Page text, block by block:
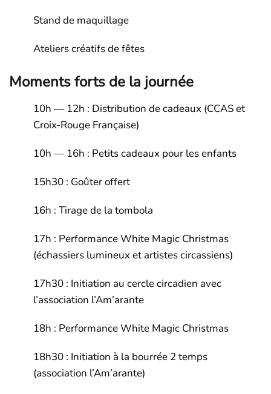
Stand de maquillage
Ateliers créatifs de fêtes
Moments forts de la journée
10h — 12h : Distribution de cadeaux (CCAS et
Croix-Rouge Française)
10h — 16h : Petits cadeaux pour les enfants
15h30 : Goûter offert
16h : Tirage de la tombola
17h : Performance White Magic Christmas
(échassiers lumineux et artistes circassiens)
17h30 : Initiation au cercle circadien avec
l’association l’Am’arante
18h : Performance White Magic Christmas
18h30 : Initiation à la bourrée 2 temps
(association l’Am’arante)